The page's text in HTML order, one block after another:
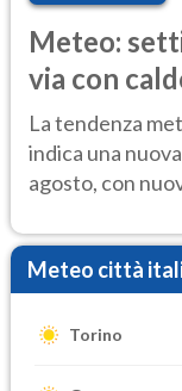
Meteo:
via con
temporale
La tendenza
indica una
agosto, con
Meteo città
Torino